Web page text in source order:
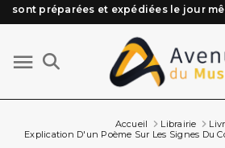
Besoin d'aide ? Retrouvez notre FAQ
Livraison offerte à partir de 89€
Les Commandes passées avant 15h (lun
Accueil Librairie
Explication D'un Poème Sur Les Signes Du